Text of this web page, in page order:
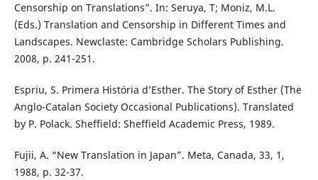
Censorship on Translations”. In: Seruya, T; Moniz, M.L.
(Eds.) Translation and Censorship in Different Times and
Landscapes. Newclaste: Cambridge Scholars Publishing.
2008, p. 241-251.
Espriu, S. Primera História d’Esther. The Story of Esther (The
Anglo-Catalan Society Occasional Publications). Translated
by P. Polack. Sheffield: Sheffield Academic Press, 1989.
Fujii, A. “New Translation in Japan”. Meta, Canada, 33, 1,
1988, p. 32-37.